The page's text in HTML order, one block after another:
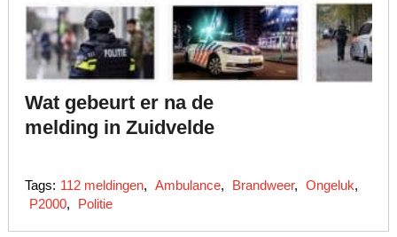
Wat gebeurt er na de
melding in Zuidvelde
Tags: 112 meldingen, Ambulance, Brandweer, Ongeluk,
P2000, Politie